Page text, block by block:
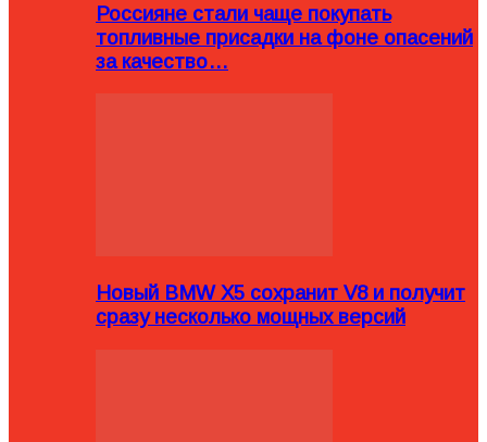
Россияне стали чаще покупать
топливные присадки на фоне опасений
за качество…
Новый BMW X5 сохранит V8 и получит
сразу несколько мощных версий